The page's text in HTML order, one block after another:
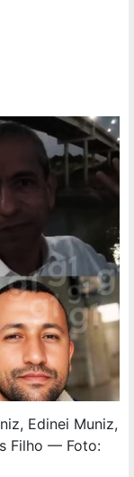
Edinei Muniz,
Filho — Foto: